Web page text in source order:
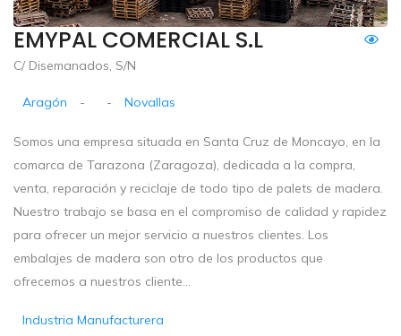
EMYPAL COMERCIAL S.L
C/ Disemanados, S/N
Aragón - - Novallas
Somos una empresa situada en Santa Cruz de Moncayo, en la
comarca de Tarazona (Zaragoza), dedicada a la compra,
venta, reparación y reciclaje de todo tipo de palets de madera.
Nuestro trabajo se basa en el compromiso de calidad y rapidez
para ofrecer un mejor servicio a nuestros clientes. Los
embalajes de madera son otro de los productos que
ofrecemos a nuestros cliente...
Industria Manufacturera